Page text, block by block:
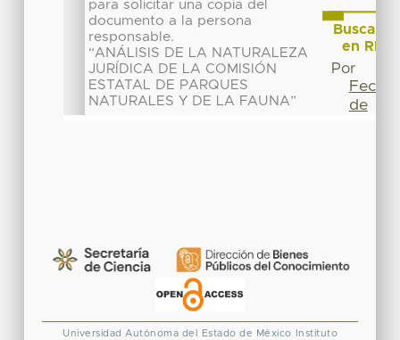
Universidad Autónoma del Estado de México Instituto